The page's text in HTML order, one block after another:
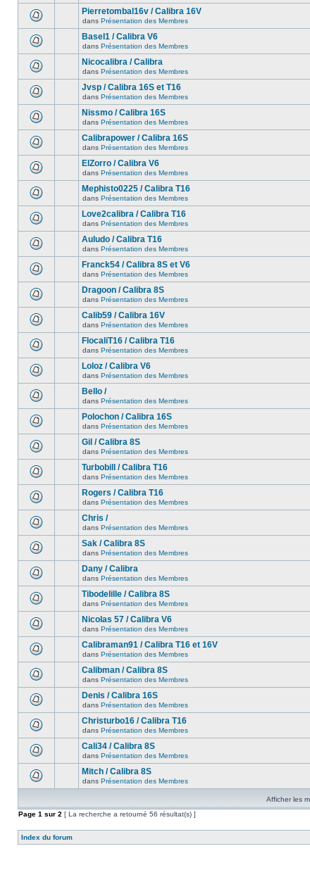
Pierretombal16v / Calibra 16V
dans Présentation des Membres
Basel1 / Calibra V6
dans Présentation des Membres
Nicocalibra / Calibra
dans Présentation des Membres
Jvsp / Calibra 16S et T16
dans Présentation des Membres
Nissmo / Calibra 16S
dans Présentation des Membres
Calibrapower / Calibra 16S
dans Présentation des Membres
ElZorro / Calibra V6
dans Présentation des Membres
Mephisto0225 / Calibra T16
dans Présentation des Membres
Love2calibra / Calibra T16
dans Présentation des Membres
Auludo / Calibra T16
dans Présentation des Membres
Franck54 / Calibra 8S et V6
dans Présentation des Membres
Dragoon / Calibra 8S
dans Présentation des Membres
Calib59 / Calibra 16V
dans Présentation des Membres
FlocaliT16 / Calibra T16
dans Présentation des Membres
Loloz / Calibra V6
dans Présentation des Membres
Bello /
dans Présentation des Membres
Polochon / Calibra 16S
dans Présentation des Membres
Gil / Calibra 8S
dans Présentation des Membres
Turbobill / Calibra T16
dans Présentation des Membres
Rogers / Calibra T16
dans Présentation des Membres
Chris /
dans Présentation des Membres
Sak / Calibra 8S
dans Présentation des Membres
Dany / Calibra
dans Présentation des Membres
Tibodelille / Calibra 8S
dans Présentation des Membres
Nicolas 57 / Calibra V6
dans Présentation des Membres
Calibraman91 / Calibra T16 et 16V
dans Présentation des Membres
Calibman / Calibra 8S
dans Présentation des Membres
Denis / Calibra 16S
dans Présentation des Membres
Christurbo16 / Calibra T16
dans Présentation des Membres
Cali34 / Calibra 8S
dans Présentation des Membres
Mitch / Calibra 8S
dans Présentation des Membres
Afficher les
Page 1 sur 2 [ La recherche a retourné 56 résultat(s) ]
Index du forum